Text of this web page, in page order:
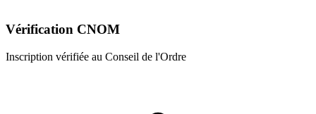
Vérification CNOM
Inscription vérifiée au Conseil de l'Ordre